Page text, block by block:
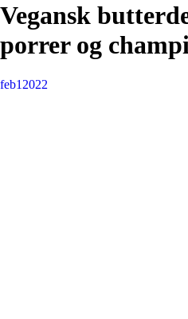
Vegansk
porrer og
feb1 2022